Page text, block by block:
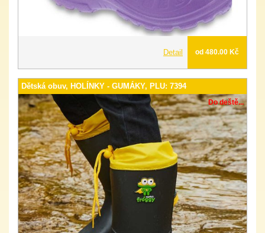
Detail od 480.00 Kč
Dětská obuv, HOLÍNKY - GUMÁKY, PLU: 7394
Do deště...